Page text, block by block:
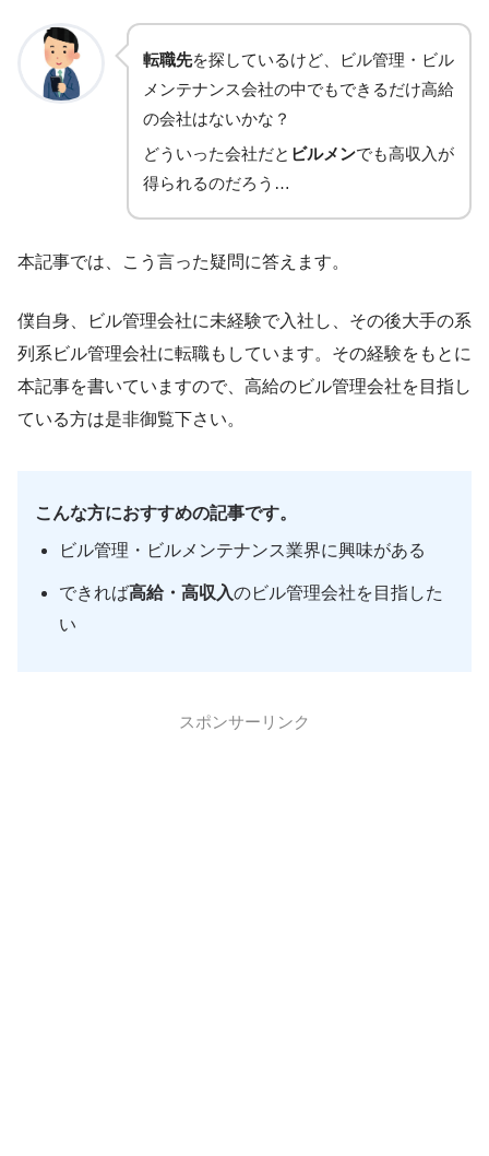
転職先を探しているけど、ビル管理・ビル
メンテナンス会社の中でもできるだけ高給
の会社はないかな？
どういった会社だと ビルメンでも高収入が
得られるのだろう…
本記事では、こう言った疑問に答えます。
僕自身、ビル管理会社に未経験で入社し、その後大手の系
列系ビル管理会社に転職もしています。その経験をもとに
本記事を書いていますので、高給のビル管理会社を目指し
ている方は是非御覧下さい。
こんな方におすすめの記事です。
ビル管理・ビルメンテナンス業界に興味がある
できれば高給・高収入のビル管理会社を目指した
い
スポンサーリンク